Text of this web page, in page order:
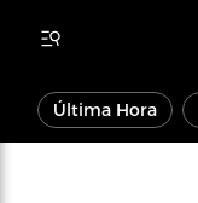
Última Hora